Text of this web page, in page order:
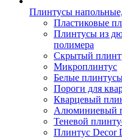
Плинтусы
Пластиковые
Плинтусы из
полимера
Скрытый
Микроплинтус
Белые
Пороги для
Кварцевый
Алюминиевый
Теневой
Плинтус Decor